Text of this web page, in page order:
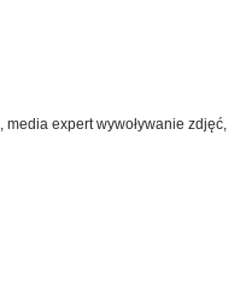
media expert wywoływanie zdjęć